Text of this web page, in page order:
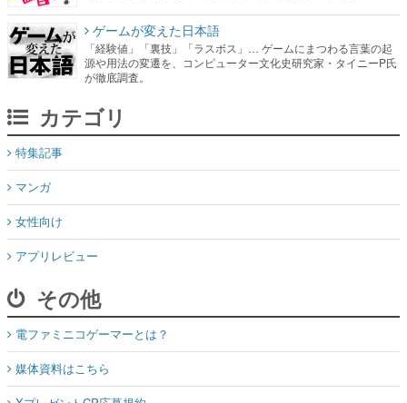
ゲームが変えた日本語
「経験値」「裏技」「ラスボス」… ゲームにまつわる言葉の起
源や用法の変遷を、コンピューター文化史研究家・タイニーP氏
が徹底調査。
カテゴリ
特集記事
マンガ
女性向け
アプリレビュー
その他
電ファミニコゲーマーとは？
媒体資料はこちら